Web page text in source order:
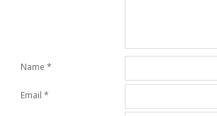
Name *
Email *